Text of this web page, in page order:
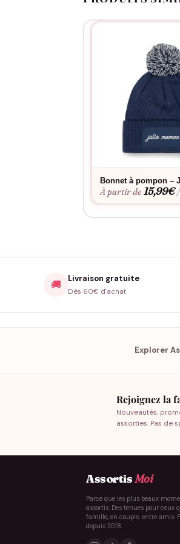
Bonnet à pompon –
À partir de15,99€
🚚 Livraison gratuite
Dès 60€ d'achat
Explorer
Rejoignez la
Nouveautés,
assorties. Pas de
AssortisMoi
Parce que les plus beaux
assortis. Des tenues pour ceux
famille, en couple, entre amis.
depuis 2018.